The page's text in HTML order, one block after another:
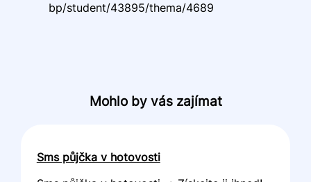
bp/student/43895/thema/4689
Mohlo by vás zajímat
Sms půjčka v hotovosti